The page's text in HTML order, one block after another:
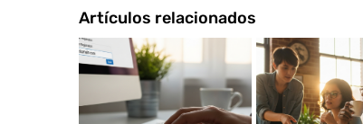
Artículos relacionados